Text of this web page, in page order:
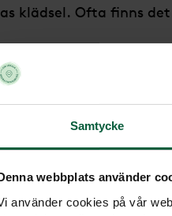
Samtycke
webbplats använder
använder cookies på vår
klädsel. Ofta finns
dödsannons
tar vi
fundera över dina